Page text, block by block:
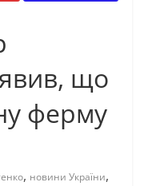
що
ферму
, новини України,